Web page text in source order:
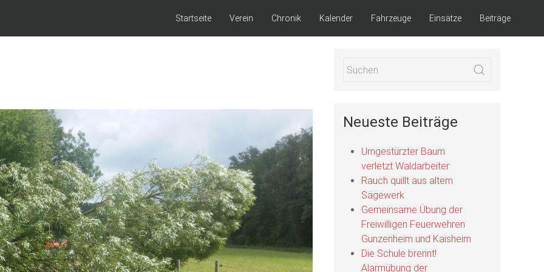
Startseite Verein Chronik Kalender Fahrzeuge Einsätze Beiträge
Neueste Beiträge
Umgestürzter Baum
verletzt Waldarbeiter
Rauch quillt aus altem
Sägewerk
Gemeinsame Übung der
Freiwilligen Feuerwehren
Gunzenheim und Kaisheim
Die Schule brennt!
Alarmübung der